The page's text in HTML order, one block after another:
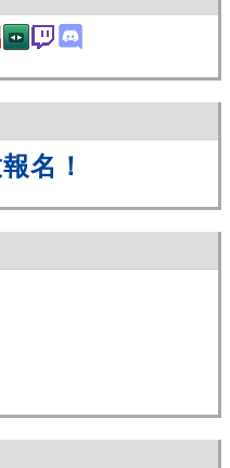
名！